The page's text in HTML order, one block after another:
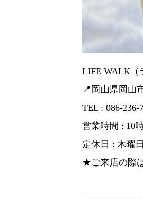
LIFE WALK（
📍岡山県岡山
TEL : 086-236-
営業時間 : 10
定休日 : 木曜
★ご来店の際